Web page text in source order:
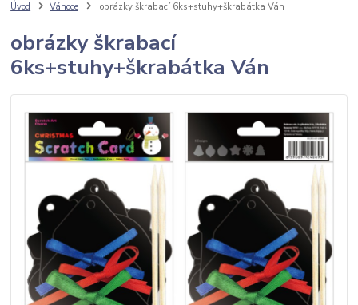
Úvod Vánoce obrázky škrabací 6ks+stuhy+škrabátka Ván
obrázky škrabací
6ks+stuhy+škrabátka Ván